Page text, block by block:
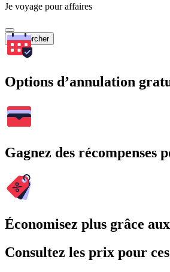
Je voyage pour affaires
Rechercher
Options d’annulation
Gagnez des récompenses
Économisez plus grâce
Consultez les prix pour